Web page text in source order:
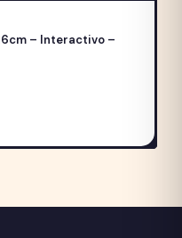
– Interactivo –